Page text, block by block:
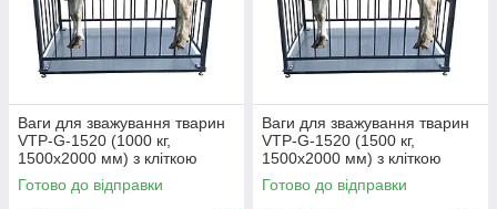
Ваги для зважування тварин
VTP-G-1520 (1000 кг,
1500х2000 мм) з кліткою
1500 мм
Готово до відправки
Ваги для зважування тварин
VTP-G-1520 (1500 кг,
1500х2000 мм) з кліткою
1500 мм
Готово до відправки